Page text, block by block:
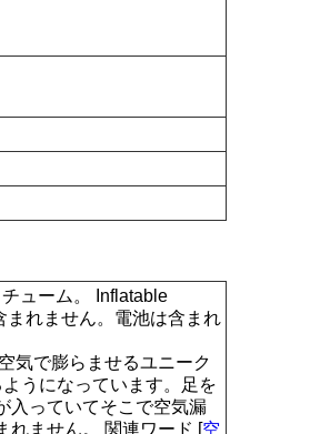
ューム。 Inflatable
まれません。電池は含まれ
気で膨らませるユニーク
うになっています。足を
入っていてそこで空気漏
れません。 関連ワード [空